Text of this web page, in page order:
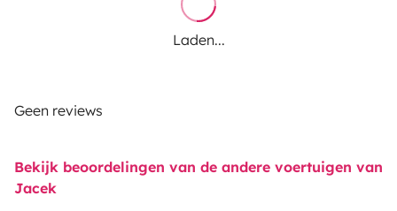
Laden...
Geen reviews
Bekijk beoordelingen van de andere voertuigen van
Jacek